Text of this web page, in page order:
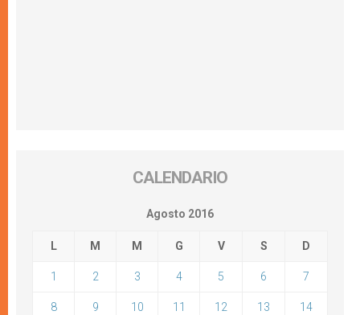
CALENDARIO
Agosto 2016
L M M G V S D
1 2 3 4 5 6 7
8 9 10 11 12 13 14